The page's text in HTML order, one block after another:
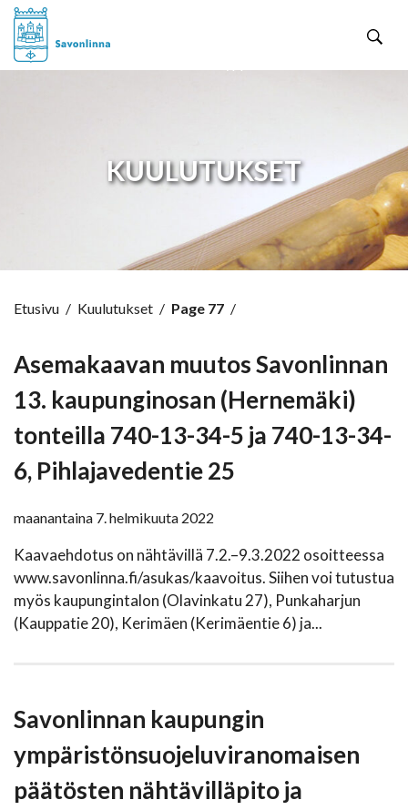
KUULUTUKSET
Etusivu / Kuulutukset / Page 77 /
Asemakaavan muutos Savonlinnan
13. kaupunginosan (Hernemäki)
tonteilla 740-13-34-5 ja 740-13-34-
6, Pihlajavedentie 25
maanantaina 7. helmikuuta 2022
Kaavaehdotus on nähtävillä 7.2.–9.3.2022 osoitteessa
www.savonlinna.fi/asukas/kaavoitus. Siihen voi tutustua
myös kaupungintalon (Olavinkatu 27), Punkaharjun
(Kauppatie 20), Kerimäen (Kerimäentie 6) ja...
Savonlinnan kaupungin
ympäristönsuojeluviranomaisen
päätösten nähtävilläpito ja